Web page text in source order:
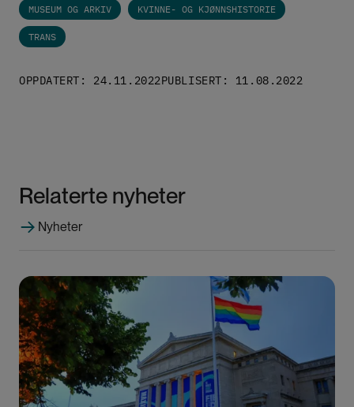
MUSEUM OG ARKIV KVINNE- OG KJØNNSHISTORIE
TRANS
OPPDATERT: 24.11.2022PUBLISERT: 11.08.2022
Relaterte nyheter
Nyheter
Bilde